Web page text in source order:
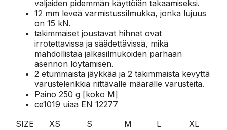
valjaiden pidemmän käyttöiän takaamiseksi.
12 mm leveä varmistussilmukka, jonka lujuus
on 15 kN.
takimmaiset joustavat hihnat ovat
irrotettavissa ja säädettävissä, mikä
mahdollistaa jalkasilmukoiden parhaan
asennon löytämisen.
2 etummaista jäykkää ja 2 takimmaista kevyttä
varustelenkkiä riittävälle määrälle varusteita.
Paino 250 g [koko M]
ce1019 uiaa EN 12277
SIZE
XS S M L
XL